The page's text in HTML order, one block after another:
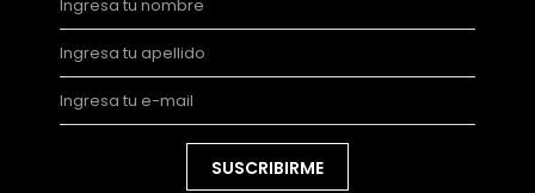
SUSCRIBIRME